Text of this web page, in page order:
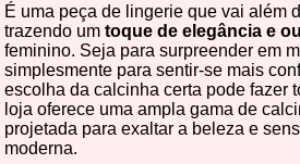
É uma peça de lingerie que vai além
trazendo um toque de elegância e
feminino. Seja para surpreender em
simplesmente para sentir-se mais
escolha da calcinha certa pode fazer
loja oferece uma ampla gama de
projetada para exaltar a beleza e
moderna.